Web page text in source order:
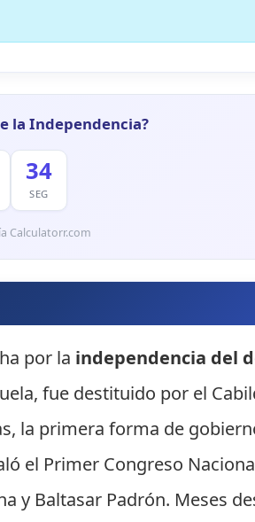
la Independencia?
32
SEG
Calculatorr.com
por la independencia del
fue destituido por el
la primera forma de
el Primer Congreso
y Baltasar Padrón. Meses